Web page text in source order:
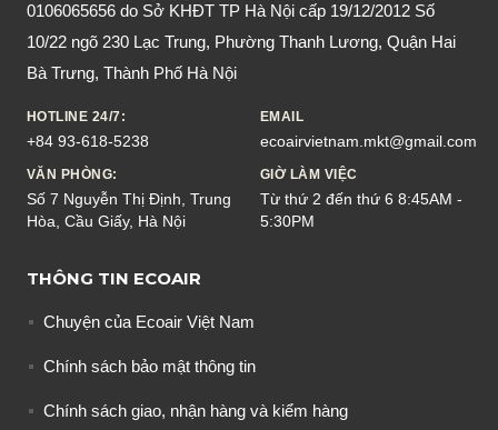
0106065656 do Sở KHĐT TP Hà Nội cấp 19/12/2012 Số
10/22 ngõ 230 Lạc Trung, Phường Thanh Lương, Quận Hai
Bà Trưng, Thành Phố Hà Nội
HOTLINE 24/7:
+84 93-618-5238
EMAIL
ecoairvietnam.mkt@gmail.com
VĂN PHÒNG:
Số 7 Nguyễn Thị Định, Trung
Hòa, Cầu Giấy, Hà Nội
GIỜ LÀM VIỆC
Từ thứ 2 đến thứ 6 8:45AM -
5:30PM
THÔNG TIN ECOAIR
Chuyện của Ecoair Việt Nam
Chính sách bảo mật thông tin
Chính sách giao, nhận hàng và kiểm hàng